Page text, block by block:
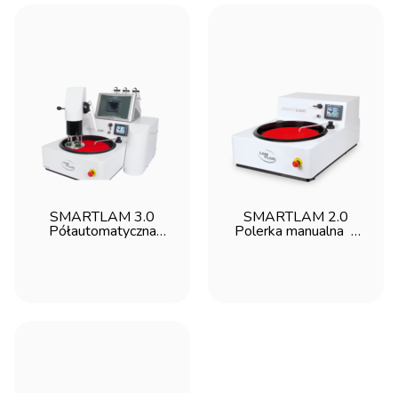
SMARTLAM 3.0
Półautomatyczna
SMARTLAM 2.0
Polerka manualna -